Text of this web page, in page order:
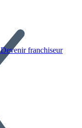
Devenir franchiseur